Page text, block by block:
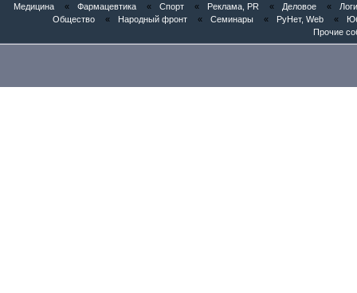
Медицина « Фармацевтика « Спорт « Реклама, PR « Деловое «
Общество
« Народный фронт « Семинары « РуНет, Web «
Прочие